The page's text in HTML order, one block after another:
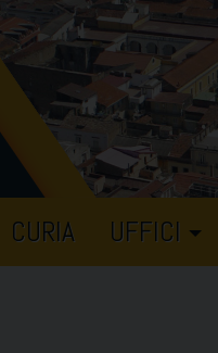
CURIA UFFICI